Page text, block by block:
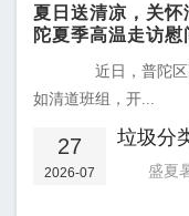
夏日送清凉，关
陀夏季高温走访慰
近日，普陀区
如清道班组，开...
27
2026-07
垃圾分